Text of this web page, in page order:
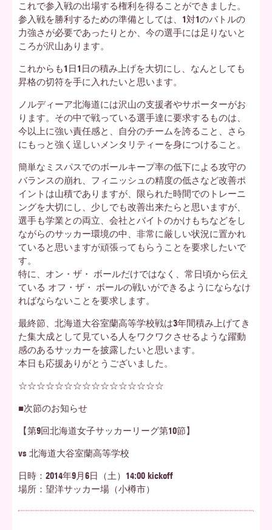
これで参入戦の出場する権利を得ることができました。
参入戦を勝利するための準備としては、1対1のバトルの
力強さが必要であったりとか、今の選手には足りないと
ころが沢山あります。
これからも1日1日の積み上げを大切にし、なんとしても
昇格の切符を手に入れたいと思います。
ノルディーア北海道には沢山の支援者やサポーターがお
ります。その中で戦っている選手達に要求するものは、
今以上に強い責任感と、自分のチームを誇ること、さら
にもっと強く逞しいメンタリティーを身につけること。
簡単なミスパスでのボールキープ率の低下による攻守の
バランスの崩れ、フィニッシュの精度の低さなど改善ポ
イントは山積でありますが、限られた時間でのトレーニ
ングを大切にし、少しでも改善出来たらと思いますが、
選手も学業との両立、会社とバイトのかけもちなどをし
ながらのサッカー環境の中、非常に厳しい状況に置かれ
ていると思いますが頑張ってもらうことを要求したいで
す。
特に、オン・ザ・ ボールだけではなく、常日頃から伝え
ている オフ・ザ・ ボールの戦いができるようにならなけ
ればならないことを要求します。
最終節、北海道大谷室蘭高等学校戦は3年間積み上げてき
た集大成として見ている人をワクワクさせるような躍動
感のあるサッカーを披露したいと思います。
本日も応援ありがとうございました。
☆☆☆☆☆☆☆☆☆☆☆☆☆☆☆☆
■次節のお知らせ
【第9回北海道女子サッカーリーグ第10節】
vs 北海道大谷室蘭高等学校
日時：2014年9月6日（土）14:00 kickoff
場所：望洋サッカー場（小樽市）